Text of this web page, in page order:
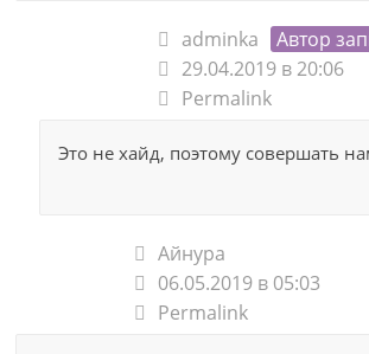
adminka
Автор
29.04.2019 в 20:06
Permalink
Это не хайд, поэтому совершать
Айнура
06.05.2019 в 05:03
Permalink